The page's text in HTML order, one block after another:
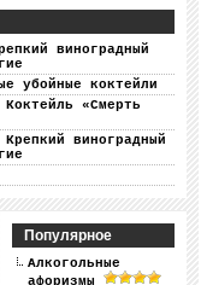
виноградный
убойные коктейли
Коктейль «Смерть
Крепкий виноградный
Популярное
Алкогольные
афоризмы